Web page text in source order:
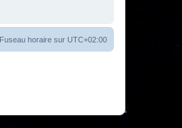
Fuseau horaire sur UTC+02:00